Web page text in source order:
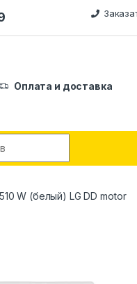
Оплата и доставка
W (белый) LG DD motor